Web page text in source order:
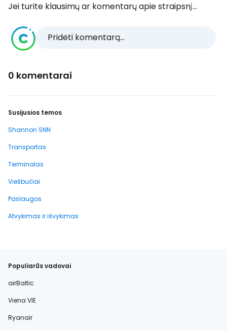
Jei turite klausimų ar komentarų apie straipsnį...
Pridėti komentarą...
0 komentarai
Susijusios temos
Shannon SNN
Transportas
Terminalas
Viešbučiai
Paslaugos
Atvykimas ir išvykimas
Populiarūs vadovai
airBaltic
Viena VIE
Ryanair